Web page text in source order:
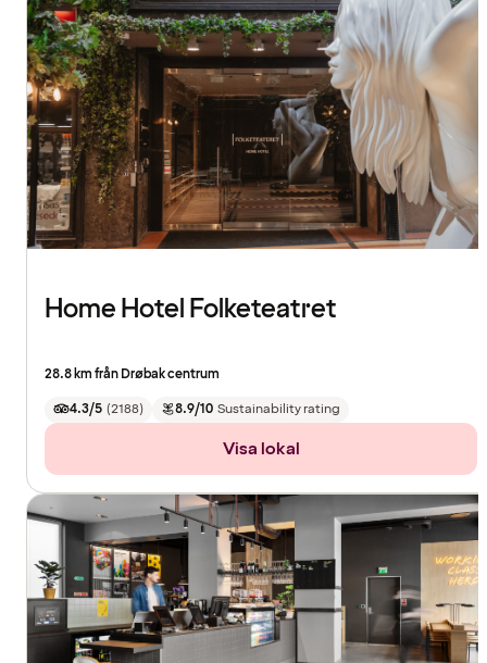
Home Hotel Folketeatret
28.8 km från Drøbak centrum
4.3/5 (2188) 8.9/10 Sustainability rating
Visa lokal